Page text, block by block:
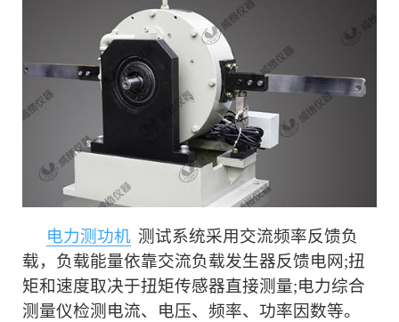
电力测功机 测试系统采用交流频率反馈负
载，负载能量依靠交流负载发生器反馈电网;扭
矩和速度取决于扭矩传感器直接测量;电力综合
测量仪检测电流、电压、频率、功率因数等。